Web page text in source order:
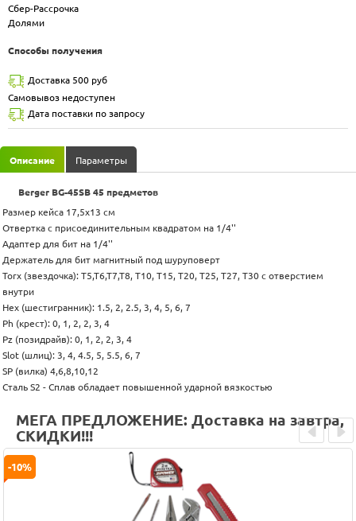
Сбер-Рассрочка
Долями
Способы получения
Доставка 500 руб
Самовывоз недоступен
Дата поставки по запросу
Описание Параметры
Berger BG-45SB 45 предметов
Размер кейса 17,5х13 см
Отвертка с присоединительным квадратом на 1/4''
Адаптер для бит на 1/4''
Держатель для бит магнитный под шуруповерт
Torx (звездочка): Т5,Т6,Т7,Т8, T10, T15, T20, T25, T27, T30 с отверстием
внутри
Hex (шестигранник): 1.5, 2, 2.5, 3, 4, 5, 6, 7
Ph (крест): 0, 1, 2, 2, 3, 4
Pz (позидрайв): 0, 1, 2, 2, 3, 4
Slot (шлиц): 3, 4, 4.5, 5, 5.5, 6, 7
SP (вилка) 4,6,8,10,12
Сталь S2 - Сплав обладает повышенной ударной вязкостью
МЕГА ПРЕДЛОЖЕНИЕ: Доставка на завтра,
СКИДКИ!!!
-10%
Prev Next